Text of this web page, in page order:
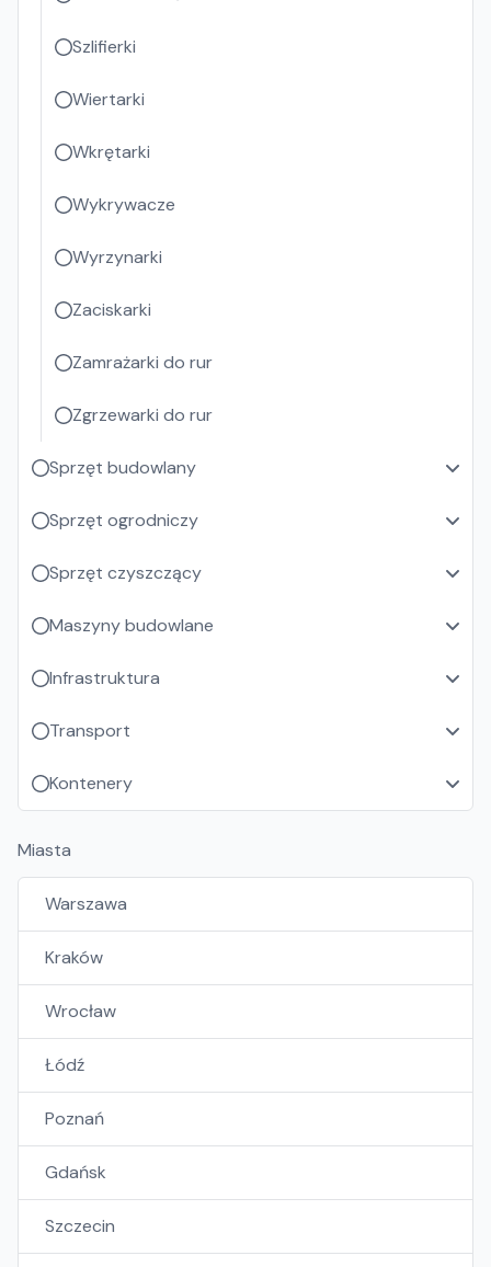
Szlifierki
Wiertarki
Wkrętarki
Wykrywacze
Wyrzynarki
Zaciskarki
Zamrażarki do rur
Zgrzewarki do rur
Sprzęt budowlany
Sprzęt ogrodniczy
Sprzęt czyszczący
Maszyny budowlane
Infrastruktura
Transport
Kontenery
Miasta
Warszawa
Kraków
Wrocław
Łódź
Poznań
Gdańsk
Szczecin